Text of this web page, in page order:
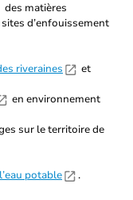
des matières
d’enfouissement
riveraines
et
en environnement
sur le territoire de
potable
.